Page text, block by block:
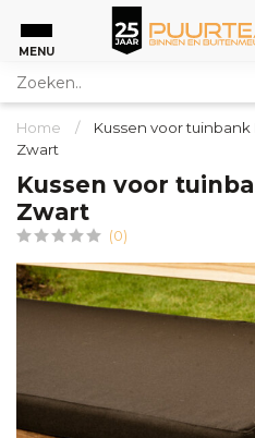
MENU
Home /
Kussen voor tuinbank
Zwart
Kussen voor
Zwart
(0)